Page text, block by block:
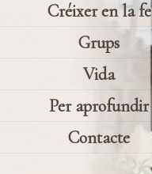
Créixer en la fe
Grups
Vida
Per aprofundir
Contacte